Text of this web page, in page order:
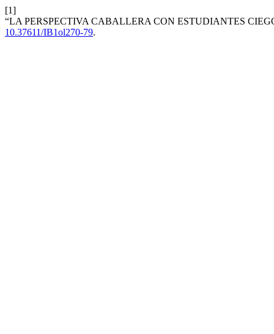
[1]
“LA PERSPECTIVA CABALLERA CON ESTUDIANTES
10.37611/IB1ol270-79.